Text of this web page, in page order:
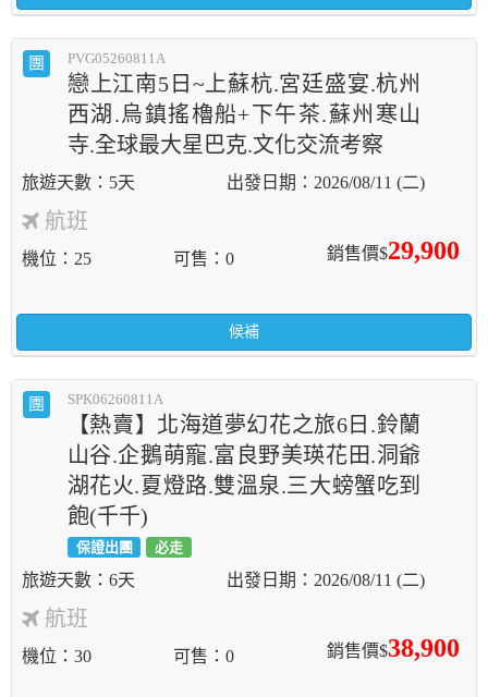
團 PVG05260811A
戀上江南5日~上蘇杭.宮廷盛宴.杭州
西湖.烏鎮搖櫓船+下午茶.蘇州寒山
寺.全球最大星巴克.文化交流考察
5天 2026/08/11 (二)
航班
銷售價$29,900
機位 25 可售 0
候補
團 SPK06260811A
【熱賣】北海道夢幻花之旅6日.鈴蘭
山谷.企鵝萌寵.富良野美瑛花田.洞爺
湖花火.夏燈路.雙溫泉.三大螃蟹吃到
飽(千千)
保證出團 必走
6天 2026/08/11 (二)
航班
銷售價$38,900
機位 30 可售 0